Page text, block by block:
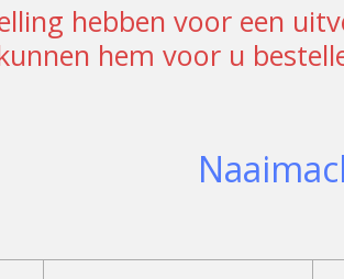
hebben voor een
hem voor u